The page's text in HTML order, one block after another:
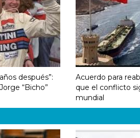
después”:
“Bicho”
Acuerdo para
que el conflicto
mundial